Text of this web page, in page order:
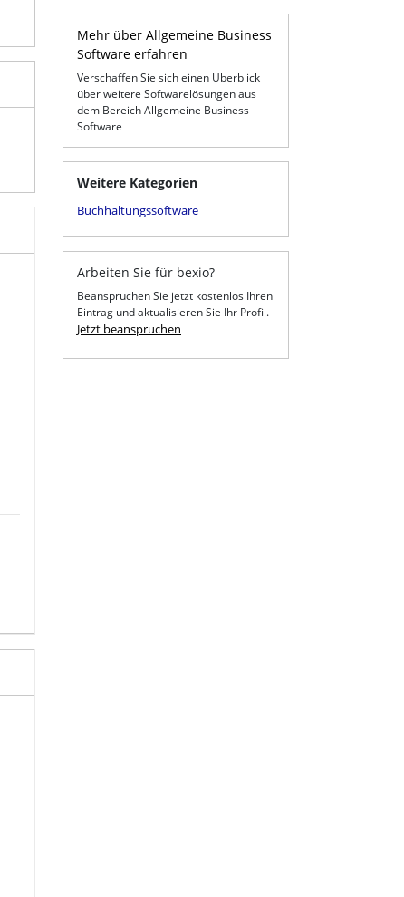
Mehr über Allgemeine Business
Software erfahren
Verschaffen Sie sich einen Überblick
über weitere Softwarelösungen aus
dem Bereich Allgemeine Business
Software
Weitere Kategorien
Buchhaltungssoftware
Arbeiten Sie für bexio?
Beanspruchen Sie jetzt kostenlos Ihren
Eintrag und aktualisieren Sie Ihr Profil.
Jetzt beanspruchen